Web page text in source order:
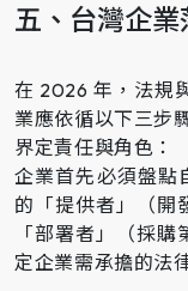
五、台灣企
在 2026 年，法規
業應依循以下三步
界定責任與角色：
企業首先必須盤點
的「提供者」（開
「部署者」（採
定企業需承擔的法